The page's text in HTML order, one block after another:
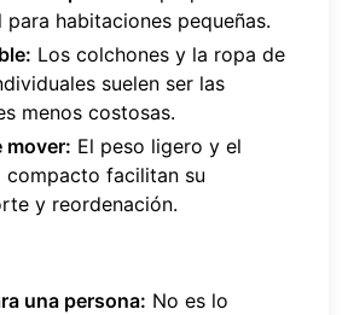
para habitaciones pequeñas.
Los colchones y la ropa de
suelen ser las
menos costosas.
mover: El peso ligero y el
compacto facilitan su
y reordenación.
una persona: No es lo